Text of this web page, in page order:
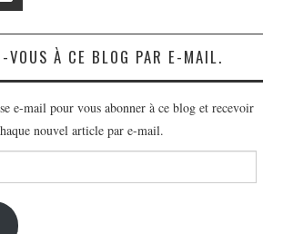
VOUS À CE BLOG PAR E-MAIL.
e-mail pour vous abonner à ce blog et recevoir
nouvel article par e-mail.